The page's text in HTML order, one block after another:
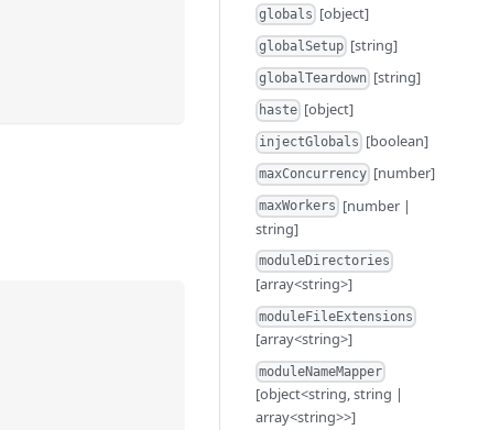
globals [object]
globalSetup [string]
globalTeardown [string]
haste [object]
injectGlobals [boolean]
maxConcurrency [number]
maxWorkers [number |
string]
moduleDirectories
[array<string>]
moduleFileExtensions
[array<string>]
moduleNameMapper
[object<string, string |
array<string>>]